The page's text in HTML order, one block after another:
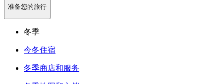
准备您的旅行
冬季
今冬住宿
冬季商店和服务